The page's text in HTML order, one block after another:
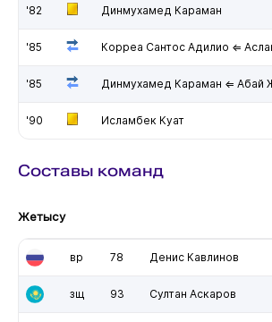
'82 Динмухамед Караман
'85 Корреа Сантос Адилио ⇐
'85 Динмухамед Караман ⇐ Абай
'90 Исламбек Куат
Составы команд
Жетысу
вр 78 Денис Кавлинов
зщ 93 Султан Аскаров